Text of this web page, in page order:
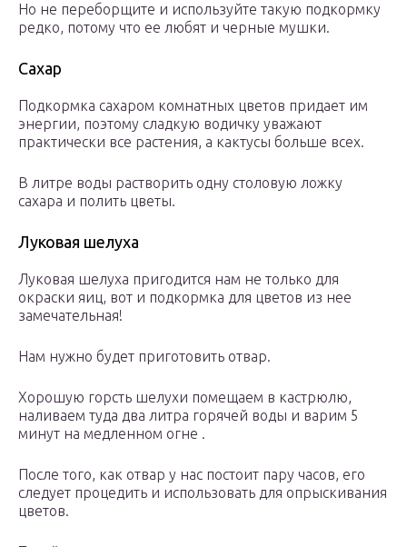
Но не переборщите и используйте такую подкормку
редко, потому что ее любят и черные мушки.
Сахар
Подкормка сахаром комнатных цветов придает им
энергии, поэтому сладкую водичку уважают
практически все растения, а кактусы больше всех.
В литре воды растворить одну столовую ложку
сахара и полить цветы.
Луковая шелуха
Луковая шелуха пригодится нам не только для
окраски яиц, вот и подкормка для цветов из нее
замечательная!
Нам нужно будет приготовить отвар.
Хорошую горсть шелухи помещаем в кастрюлю,
наливаем туда два литра горячей воды и варим 5
минут на медленном огне .
После того, как отвар у нас постоит пару часов, его
следует процедить и использовать для опрыскивания
цветов.